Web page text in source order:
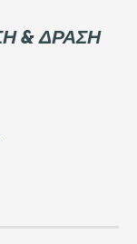
& ΔΡΑΣΗ